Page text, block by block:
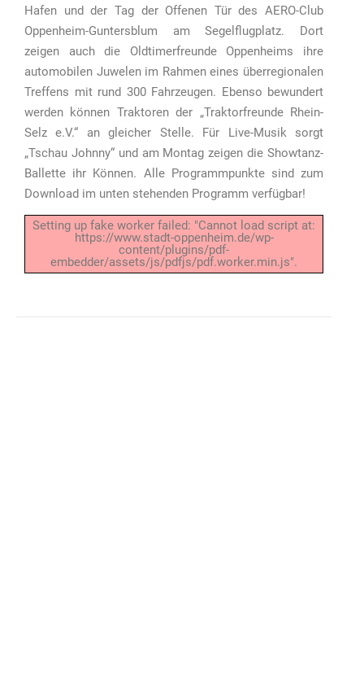
Hafen und der Tag der Offenen Tür des AERO-Club
Oppenheim-Guntersblum am Segelflugplatz. Dort
zeigen auch die Oldtimerfreunde Oppenheims ihre
automobilen Juwelen im Rahmen eines überregionalen
Treffens mit rund 300 Fahrzeugen. Ebenso bewundert
werden können Traktoren der „Traktorfreunde Rhein-
Selz e.V.“ an gleicher Stelle. Für Live-Musik sorgt
„Tschau Johnny“ und am Montag zeigen die Showtanz-
Ballette ihr Können. Alle Programmpunkte sind zum
Download im unten stehenden Programm verfügbar!
Setting up fake worker failed: "Cannot load script at:
https://www.stadt-oppenheim.de/wp-
content/plugins/pdf-
embedder/assets/js/pdfjs/pdf.worker.min.js".